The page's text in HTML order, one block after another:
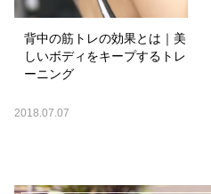
背中の筋トレの効果とは｜美
しいボディをキープするトレ
ーニング
2018.07.07